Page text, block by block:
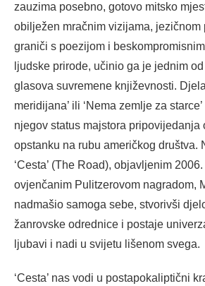
zauzima posebno, gotovo mitsko
obilježen mračnim vizijama, jezičnom
graniči s poezijom i
ljudske prirode, učinio ga je jednim
glasova suvremene književnosti.
meridijana’ ili ‘Nema zemlje za
njegov status majstora pripovijedanja
opstanku na rubu američkog društva.
‘Cesta’ (The Road), objavljenim
ovjenčanim Pulitzerovom nagradom,
nadmašio samoga sebe, stvorivši
žanrovske odrednice i postaje
ljubavi i nadi u svijetu lišenom svega.
‘Cesta’ nas vodi u postapokaliptični